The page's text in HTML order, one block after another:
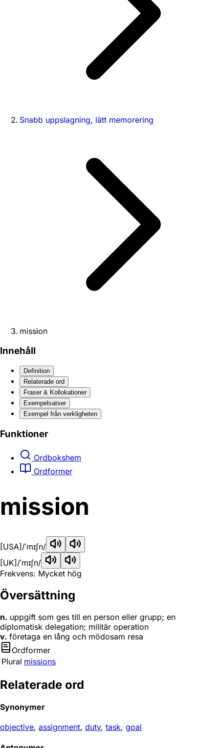
Snabb uppslagning, lätt memorering
mission
Innehåll
Definition
Relaterade ord
Fraser & Kollokationer
Exempelsatser
Exempel från verkligheten
Funktioner
Ordbokshem
Ordformer
mission
[USA] /ˈmɪʃn/
[UK] /ˈmɪʃn/
Frekvens: Mycket hög
Översättning
n. uppgift som ges till en person eller grupp; en
diplomatisk delegation; militär operation
v. företaga en lång och mödosam resa
Ordformer
Plural missions
Relaterade ord
Synonymer
objective, assignment, duty, task, goal